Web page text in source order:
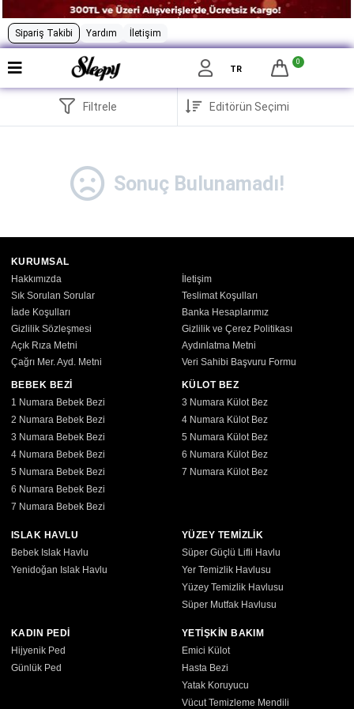
Sipariş Takibi Yardım İletişim
TR
0
Filtrele
Sonuç Bulunamadı!
KURUMSAL
Hakkımızda
İletişim
Sık Sorulan Sorular
Teslimat Koşulları
İade Koşulları
Banka Hesaplarımız
Gizlilik Sözleşmesi
Gizlilik ve Çerez Politikası
Açık Rıza Metni
Aydınlatma Metni
Çağrı Mer. Ayd. Metni
Veri Sahibi Başvuru Formu
BEBEK BEZİ
1 Numara Bebek Bezi
2 Numara Bebek Bezi
3 Numara Bebek Bezi
4 Numara Bebek Bezi
5 Numara Bebek Bezi
6 Numara Bebek Bezi
7 Numara Bebek Bezi
KÜLOT BEZ
3 Numara Külot Bez
4 Numara Külot Bez
5 Numara Külot Bez
6 Numara Külot Bez
7 Numara Külot Bez
ISLAK HAVLU
Bebek Islak Havlu
Yenidoğan Islak Havlu
YÜZEY TEMİZLİK
Süper Güçlü Lifli Havlu
Yer Temizlik Havlusu
Yüzey Temizlik Havlusu
Süper Mutfak Havlusu
KADIN PEDİ
Hijyenik Ped
Günlük Ped
YETİŞKİN BAKIM
Emici Külot
Hasta Bezi
Yatak Koruyucu
Vücut Temizleme Mendili